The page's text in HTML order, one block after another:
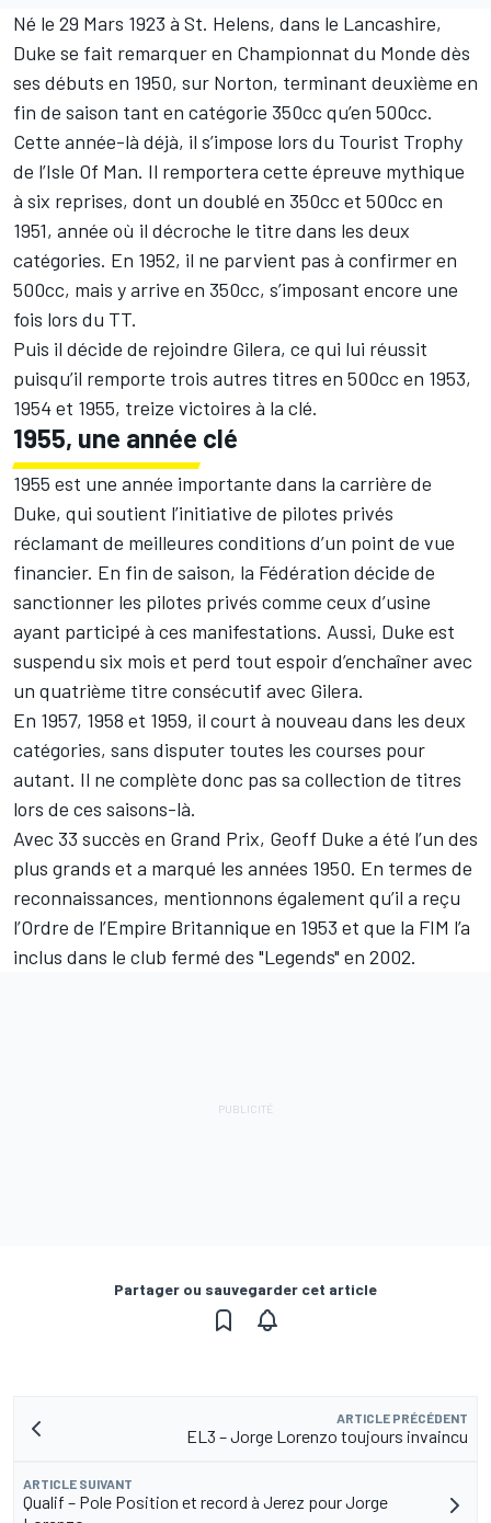
Né le 29 Mars 1923 à St. Helens, dans le Lancashire,
Duke se fait remarquer en Championnat du Monde dès
ses débuts en 1950, sur Norton, terminant deuxième en
fin de saison tant en catégorie 350cc qu’en 500cc.
Cette année-là déjà, il s’impose lors du Tourist Trophy
de l’Isle Of Man. Il remportera cette épreuve mythique
à six reprises, dont un doublé en 350cc et 500cc en
1951, année où il décroche le titre dans les deux
catégories. En 1952, il ne parvient pas à confirmer en
500cc, mais y arrive en 350cc, s’imposant encore une
fois lors du TT.
Puis il décide de rejoindre Gilera, ce qui lui réussit
puisqu’il remporte trois autres titres en 500cc en 1953,
1954 et 1955, treize victoires à la clé.
1955, une année clé
1955 est une année importante dans la carrière de
Duke, qui soutient l’initiative de pilotes privés
réclamant de meilleures conditions d’un point de vue
financier. En fin de saison, la Fédération décide de
sanctionner les pilotes privés comme ceux d’usine
ayant participé à ces manifestations. Aussi, Duke est
suspendu six mois et perd tout espoir d’enchaîner avec
un quatrième titre consécutif avec Gilera.
En 1957, 1958 et 1959, il court à nouveau dans les deux
catégories, sans disputer toutes les courses pour
autant. Il ne complète donc pas sa collection de titres
lors de ces saisons-là.
Avec 33 succès en Grand Prix, Geoff Duke a été l’un des
plus grands et a marqué les années 1950. En termes de
reconnaissances, mentionnons également qu’il a reçu
l’Ordre de l’Empire Britannique en 1953 et que la FIM l’a
inclus dans le club fermé des "Legends" en 2002.
Partager ou sauvegarder cet article
ARTICLE PRÉCÉDENT
EL3 – Jorge Lorenzo toujours invaincu
ARTICLE SUIVANT
Qualif – Pole Position et record à Jerez pour Jorge